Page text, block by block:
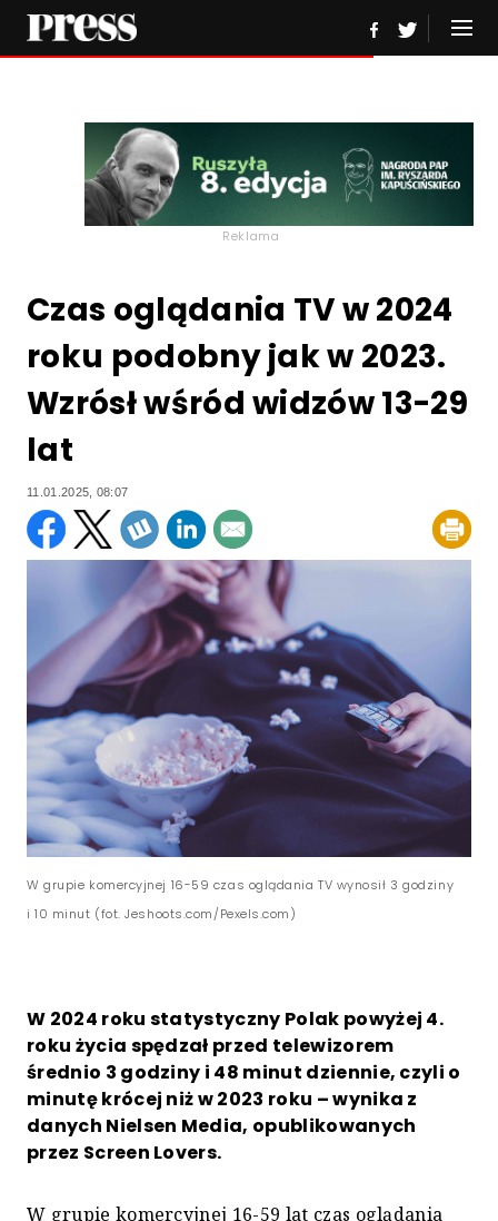
Reklama
Czas oglądania TV w 2024
roku podobny jak w 2023.
Wzrósł wśród widzów 13-29
lat
11.01.2025, 08:07
W grupie komercyjnej 16-59 czas oglądania TV wynosił 3 godziny
i 10 minut (fot. Jeshoots.com/Pexels.com)
W 2024 roku statystyczny Polak powyżej 4.
roku życia spędzał przed telewizorem
średnio 3 godziny i 48 minut dziennie, czyli o
minutę krócej niż w 2023 roku – wynika z
danych Nielsen Media, opublikowanych
przez Screen Lovers.
W grupie komercyjnej 16-59 lat czas oglądania